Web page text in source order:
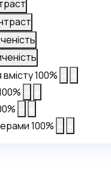
100%
%
%
100%